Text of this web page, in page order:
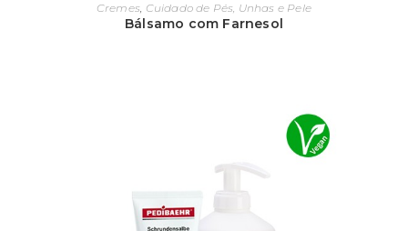
Cremes, Cuidado de Pés, Unhas e Pele
Bálsamo com Farnesol